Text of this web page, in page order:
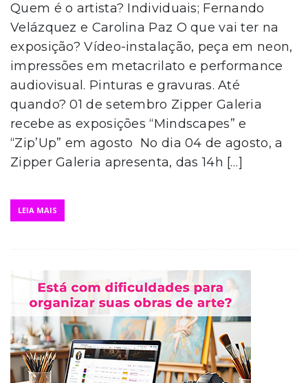
Quem é o artista? Individuais; Fernando
Velázquez e Carolina Paz O que vai ter na
exposição? Vídeo-instalação, peça em neon,
impressões em metacrilato e performance
audiovisual. Pinturas e gravuras. Até
quando? 01 de setembro Zipper Galeria
recebe as exposições “Mindscapes” e
“Zip’Up” em agosto No dia 04 de agosto, a
Zipper Galeria apresenta, das 14h […]
LEIA MAIS